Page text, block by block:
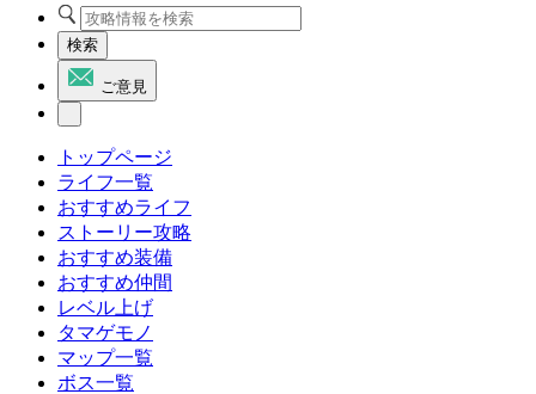
検索
ご意見
トップページ
ライフ一覧
おすすめライフ
ストーリー攻略
おすすめ装備
おすすめ仲間
レベル上げ
タマゲモノ
マップ一覧
ボス一覧